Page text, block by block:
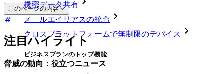
機密データ共有
メールエイリアスの統合
クロスプラットフォームで無制限のデバイス
ビジネスプランのトップ機能
このページの内容
注目ハイライト
脅威の動向：役立つニュース